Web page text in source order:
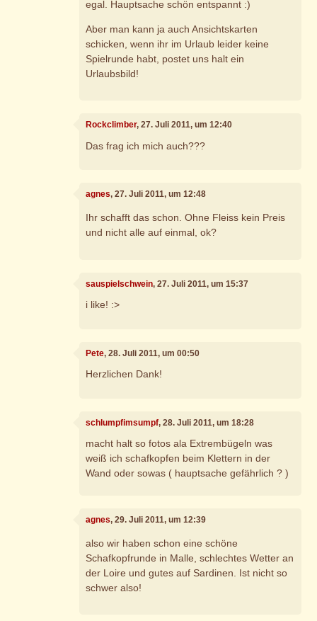
egal. Hauptsache schön entspannt :)
Aber man kann ja auch Ansichtskarten
schicken, wenn ihr im Urlaub leider keine
Spielrunde habt, postet uns halt ein
Urlaubsbild!
Rockclimber, 27. Juli 2011, um 12:40
Das frag ich mich auch???
agnes, 27. Juli 2011, um 12:48
Ihr schafft das schon. Ohne Fleiss kein Preis
und nicht alle auf einmal, ok?
sauspielschwein, 27. Juli 2011, um 15:37
i like! :>
Pete, 28. Juli 2011, um 00:50
Herzlichen Dank!
schlumpfimsumpf, 28. Juli 2011, um 18:28
macht halt so fotos ala Extrembügeln was
weiß ich schafkopfen beim Klettern in der
Wand oder sowas ( hauptsache gefährlich ? )
agnes, 29. Juli 2011, um 12:39
also wir haben schon eine schöne
Schafkopfrunde in Malle, schlechtes Wetter an
der Loire und gutes auf Sardinen. Ist nicht so
schwer also!